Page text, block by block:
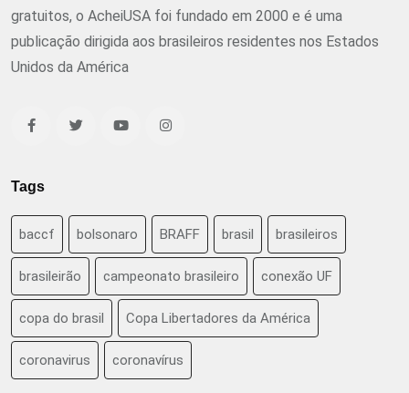
gratuitos, o AcheiUSA foi fundado em 2000 e é uma
publicação dirigida aos brasileiros residentes nos Estados
Unidos da América
Tags
baccf bolsonaro BRAFF brasil brasileiros
brasileirão campeonato brasileiro conexão UF
copa do brasil Copa Libertadores da América
coronavirus coronavírus